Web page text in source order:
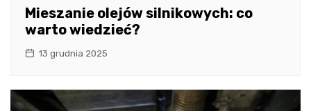
Mieszanie olejów silnikowych: co
warto wiedzieć?
13 grudnia 2025